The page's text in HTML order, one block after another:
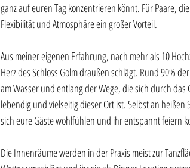
ganz auf euren Tag konzentrieren könnt. Für Paare,
Flexibilität und Atmosphäre ein großer Vorteil.
Aus meiner eigenen Erfahrung, nach mehr als 10
Herz des Schloss Golm draußen schlägt. Rund 90%
am Wasser und entlang der Wege, die sich durch
lebendig und vielseitig dieser Ort ist. Selbst an
sich eure Gäste wohlfühlen und ihr entspannt feiern
Die Innenräume werden in der Praxis meist zur